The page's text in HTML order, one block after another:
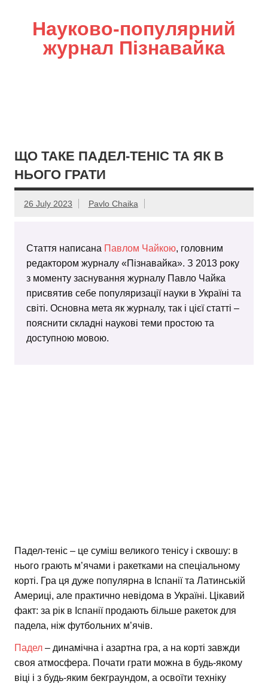
Науково-популярний
журнал Пізнавайка
ЩО ТАКЕ ПАДЕЛ-ТЕНІС ТА ЯК В
НЬОГО ГРАТИ
26 July 2023 Pavlo Chaika
Стаття написана Павлом Чайкою, головним
редактором журналу «Пізнавайка». З 2013 року
з моменту заснування журналу Павло Чайка
присвятив себе популяризації науки в Україні та
світі. Основна мета як журналу, так і цієї статті –
пояснити складні наукові теми простою та
доступною мовою.
Падел-теніс – це суміш великого тенісу і сквошу: в
нього грають м’ячами і ракетками на спеціальному
корті. Гра ця дуже популярна в Іспанії та Латинській
Америці, але практично невідома в Україні. Цікавий
факт: за рік в Іспанії продають більше ракеток для
падела, ніж футбольних м’ячів.
Падел – динамічна і азартна гра, а на корті завжди
своя атмосфера. Почати грати можна в будь-якому
віці і з будь-яким бекграундом, а освоїти техніку